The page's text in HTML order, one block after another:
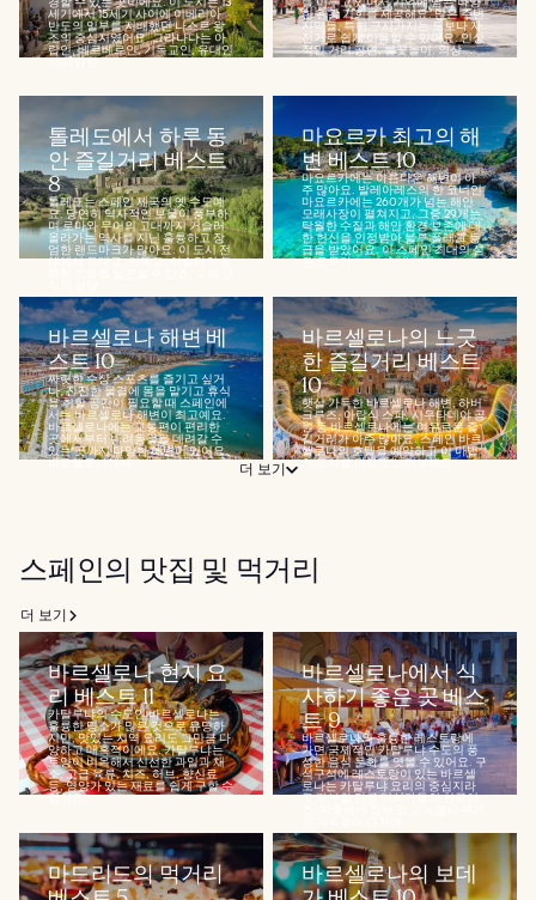
세기에서 15세기 사이에 이베리아
반도의 일부를 지배했던 나스르 왕
조의 중심지였어요. 그라나다는 아
랍인, 베르베르인, 기독교인, 유대인
의 다양한...
한 관광 기회를 제공해요. 많은 주변
지역들, 특히 구시가지는 도보나 자
전거로 쉽게 이동할 수 있어요. 인상
적인 거리 공연, 불꽃놀이, 의상...
톨레도에서 하루 동
안 즐길거리 베스트
8
톨레도는 스페인 제국의 옛 수도예
요. 당연히 역사적인 보물이 풍부하
며 로마와 무어의 고대까지 거슬러
올라가는 역사를 지닌 훌륭하고 장
엄한 랜드마크가 많아요. 이 도시 전
체에서 유대교, 기독교, 이슬람의 독
마요르카 최고의 해
변 베스트 10
마요르카에는 아름다운 해변이 아
주 많아요. 발레아레스의 한 코너인
마요르카에는 260개가 넘는 해안
모래사장이 펼쳐지고, 그중 29개는
탁월한 수질과 해안 환경 보존에 대
한 헌신을 인정받아 블루 플래그 등
급을 받았어요. 이 스페인 최대의 섬
은 모두가...
바르셀로나 해변 베
스트 10
짜릿한 수상 스포츠를 즐기고 싶거
나, 잔잔한 물결에 몸을 맡기고 휴식
을 취할 공간이 필요할 때 스페인에
서는 바르셀로나 해변이 최고예요.
바르셀로나에는 교통편이 편리한
곳에서부터 반려동물을 데려갈 수
있는 곳까지 다양한 해변이 있어요.
바르셀로나에서...
바르셀로나의 느긋
한 즐길거리 베스트
10
햇살 가득한 바르셀로나 해변, 하버
크루즈, 아랍식 스파, 시우타데야 공
원 등 바르셀로나에는 여유로운 즐
길거리가 아주 많아요. 스페인 바르
셀로나의 호텔을 예약하고 이 마법
의 도시를 마음껏 느껴보세요...
더 보기
스페인의 맛집 및 먹거리
더 보기
바르셀로나 현지 요
리 베스트 11
카탈루냐의 수도인 바르셀로나는
훌륭한 명소가 많은 것으로 유명하
지만, 맛있는 지역 요리도 그만큼 다
양하고 매혹적이에요. 카탈루냐는
토양이 비옥해서 신선한 과일과 채
소, 고급 육류, 치즈, 허브, 향신료
등, 영양가 있는 재료를 쉽게 구할 수
있어요...
바르셀로나에서 식
사하기 좋은 곳 베스
트 9
바르셀로나의 훌륭한 레스토랑에
가면 국제적인 카탈루냐 수도의 풍
성한 음식 문화를 엿볼 수 있어요. 구
석구석에 레스토랑이 있는 바르셀
로나는 카탈루냐 요리의 중심지라
고 자부할 만큼 미식가들의 천국이
마드리드의 먹거리
바르셀로나의 보데